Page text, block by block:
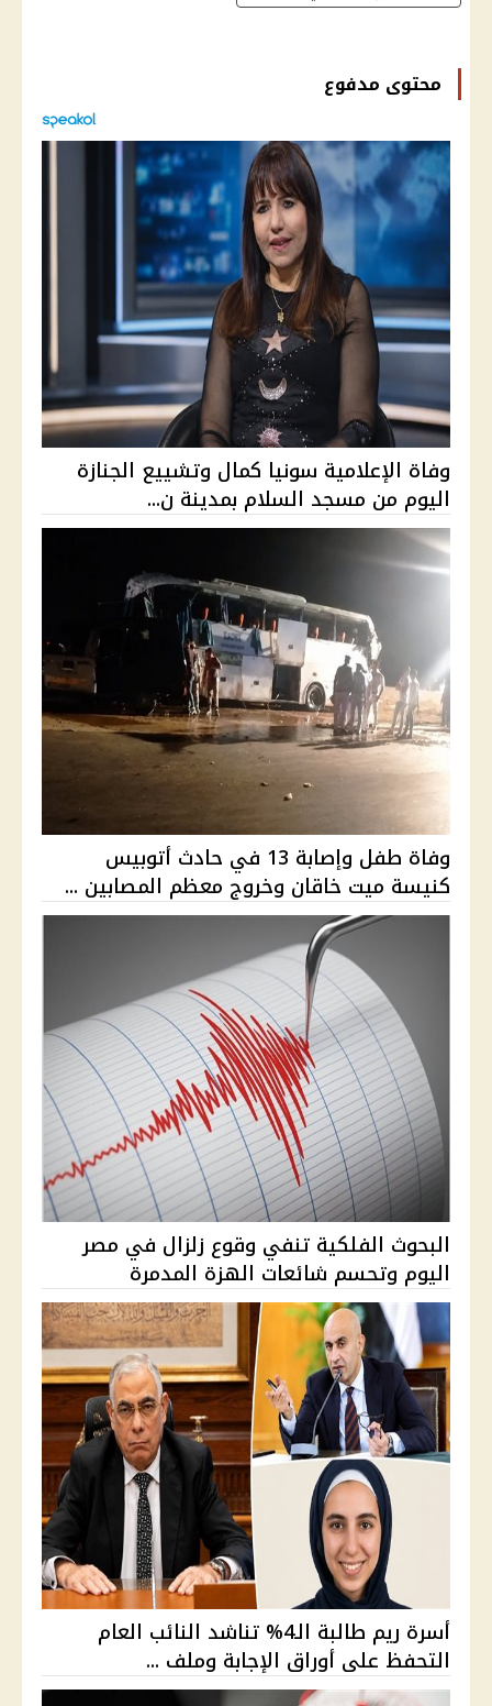
محتوى مدفوع
وفاة الإعلامية سونيا كمال وتشييع الجنازة
اليوم من مسجد السلام بمدينة ن...
وفاة طفل وإصابة 13 في حادث أتوبيس
كنيسة ميت خاقان وخروج معظم المصابين ...
البحوث الفلكية تنفي وقوع زلزال في مصر
اليوم وتحسم شائعات الهزة المدمرة
أسرة ريم طالبة الـ4% تناشد النائب العام
التحفظ على أوراق الإجابة وملف ...